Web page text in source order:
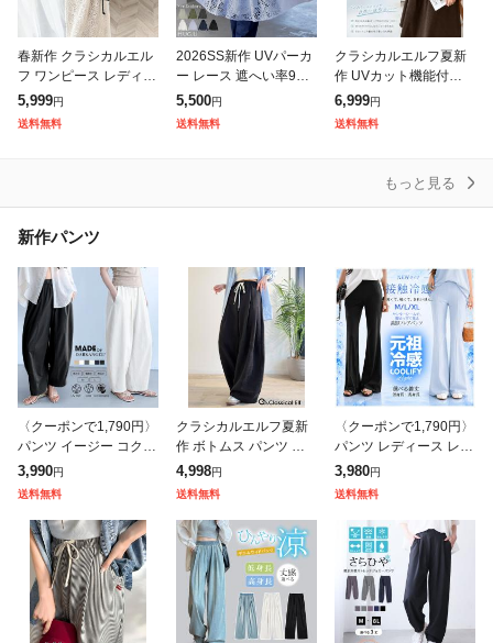
春新作 クラシカルエル
フ ワンピース レディー
ス 前後 2way レトロ レ
ース ジャンパースカー
ト 大きいサイズ ゆった
5,999円
送料無料
2026SS新作 UVパーカ
ー レース 遮へい率99.
4% レディース 接触冷
感 一部8月下旬入荷 ア
ウター 涼しい UVカッ
5,500円
送料無料
クラシカルエルフ夏新
作 UVカット機能付き
ワンピース 半袖 レディ
ース 体型カバー オーバ
ーサイズ ワッフル ポロ
6,999円
送料無料
もっと見る
新作パンツ
〈クーポンで1,790円〉
パンツ イージー コクー
ンパンツ レディース ボ
トム 速乾 UVカット パ
ンツ カーブパンツ ワイ
ドパ
3,990円
送料無料
クラシカルエルフ夏新
作 ボトムス パンツ レ
ディース カーブパンツ
ワイドパンツ サッカー
素材 涼やか リラックス
ストレスフリ
4,998円
送料無料
〈クーポンで1,790円〉
パンツ レディース レギ
ンス レギパン 美脚 脚
長効果 フレア フレアパ
ンツ レギンスパンツ 細
見え
3,980円
送料無料